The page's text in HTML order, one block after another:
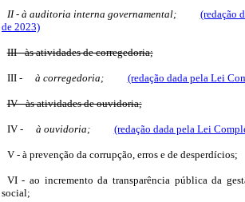
II - à auditoria interna governamental;
(redação
de 2023)
III - às atividades de corregedoria;
III - à corregedoria; (redação dada pela Lei
IV - às atividades de ouvidoria;
IV - à ouvidoria; (redação dada pela Lei
V - à prevenção da corrupção, erros e de desperdícios;
VI - ao incremento da transparência pública da
social;